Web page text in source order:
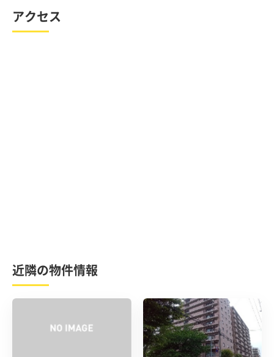
アクセス
近隣の物件情報